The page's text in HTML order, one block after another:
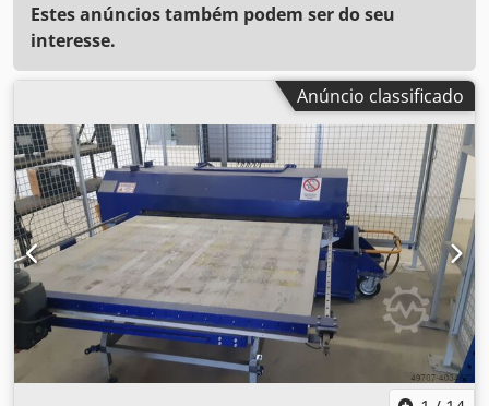
Estes anúncios também podem ser do seu
interesse.
Anúncio classificado